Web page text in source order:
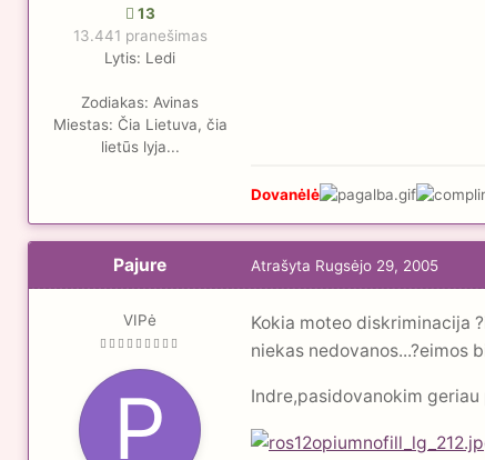
13
13.441 pranešimas
Lytis: Ledi
Zodiakas: Avinas
Miestas: Čia Lietuva, čia
lietūs lyja...
Dovanėlė
Pajure
VIPė
Atrašyta Rugsėjo 29, 2005
Kokia moteo diskriminacija
niekas nedovanos...?eimos
Indre,pasidovanokim